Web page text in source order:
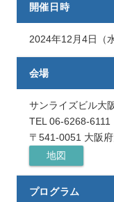
開催日時
2024年12月4日（
会場
サンライズビル大
TEL 06-6268-6111
〒541-0051 大阪
地図
プログラム